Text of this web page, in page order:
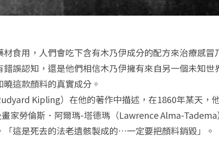
食用，人們會吃下含有木乃伊成分的配方來治療感
誤認知，還是他們相信木乃伊擁有來自另一個未知
這款顏料的真實成分。
Kipling）在他的著作中描述，在1860年某天，
家勞倫斯．阿爾瑪-塔德瑪（Lawrence Alma-
這是死去的法老遺骸製成的…一定要把顏料銷毀」。